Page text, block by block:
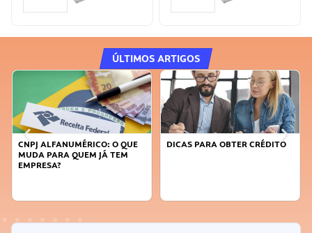
ÚLTIMOS ARTIGOS
DICAS PARA OBTER CRÉDITO
FAÇA A DIFERENÇA: SEJA